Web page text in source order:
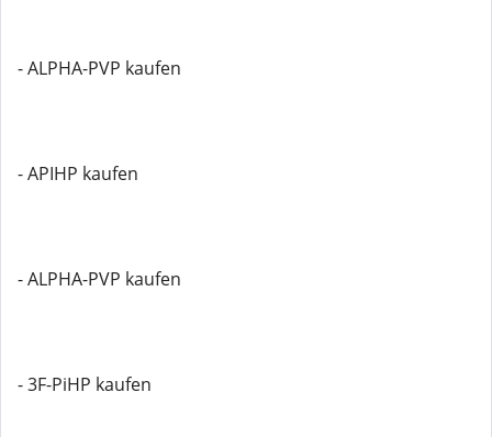
- ALPHA-PVP kaufen
- APIHP kaufen
- ALPHA-PVP kaufen
- 3F-PiHP kaufen